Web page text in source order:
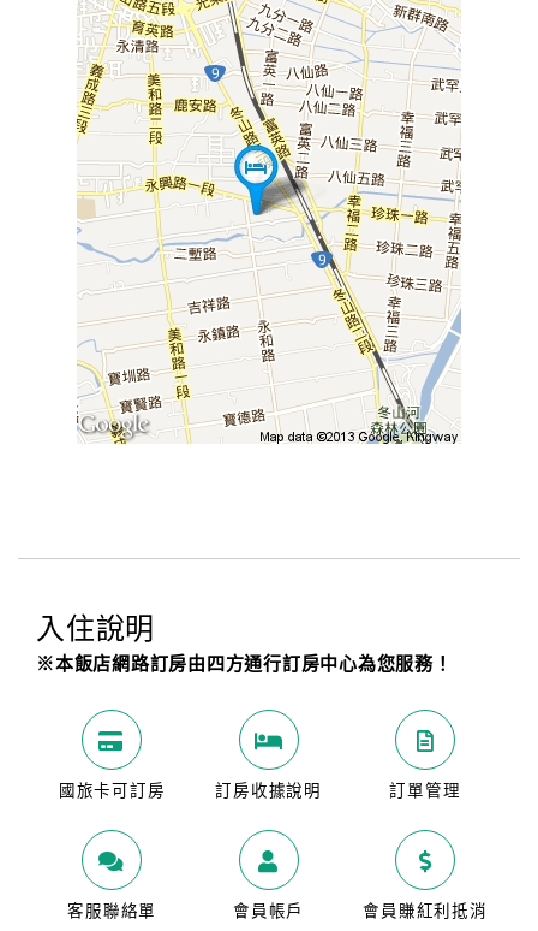
入住說明
※本飯店網路訂房由四方通行訂房中心為您服務！
國旅卡可訂房 訂房收據說明 訂單管理
客服聯絡單 會員帳戶
會員賺紅利抵消